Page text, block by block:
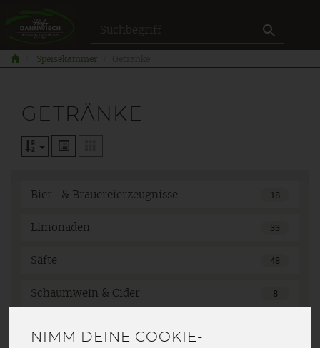
NIMM DEINE COOKIE-
Speisekammer
GETRÄNKE
18
Bier- & Brauereierzeugnisse
33
Limonaden
48
Säfte
8
Schaumwein & Cider